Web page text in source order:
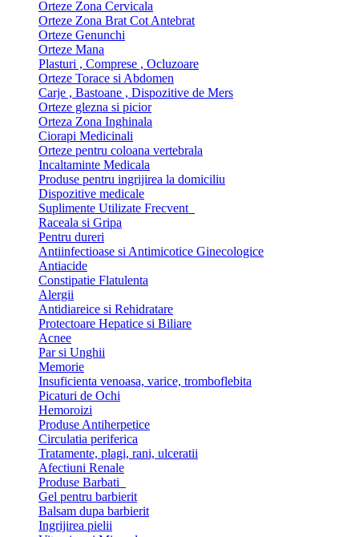
Orteze Zona Cervicala
Orteze Zona Brat Cot Antebrat
Orteze Genunchi
Orteze Mana
Plasturi , Comprese , Ocluzoare
Orteze Torace si Abdomen
Carje , Bastoane , Dispozitive de Mers
Orteze glezna si picior
Orteza Zona Inghinala
Ciorapi Medicinali
Orteze pentru coloana vertebrala
Incaltaminte Medicala
Produse pentru ingrijirea la domiciliu
Dispozitive medicale
Suplimente Utilizate Frecvent
Raceala si Gripa
Pentru dureri
Antiinfectioase si Antimicotice Ginecologice
Antiacide
Constipatie Flatulenta
Alergii
Antidiareice si Rehidratare
Protectoare Hepatice si Biliare
Acnee
Par si Unghii
Memorie
Insuficienta venoasa, varice, tromboflebita
Picaturi de Ochi
Hemoroizi
Produse Antiherpetice
Circulatia periferica
Tratamente, plagi, rani, ulceratii
Afectiuni Renale
Produse Barbati
Gel pentru barbierit
Balsam dupa barbierit
Ingrijirea pielii